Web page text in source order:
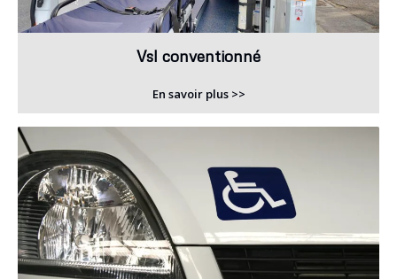
Vsl conventionné
En savoir plus >>